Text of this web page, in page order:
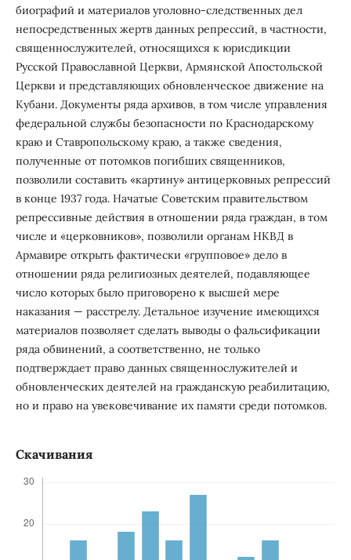
биографий и материалов уголовно-следственных дел
непосредственных жертв данных репрессий, в частности,
священнослужителей, относящихся к юрисдикции
Русской Православной Церкви, Армянской Апостольской
Церкви и представляющих обновленческое движение на
Кубани. Документы ряда архивов, в том числе управления
федеральной службы безопасности по Краснодарскому
краю и Ставропольскому краю, а также сведения,
полученные от потомков погибших священников,
позволили составить «картину» антицерковных репрессий
в конце 1937 года. Начатые Советским правительством
репрессивные действия в отношении ряда граждан, в том
числе и «церковников», позволили органам НКВД в
Армавире открыть фактически «групповое» дело в
отношении ряда религиозных деятелей, подавляющее
число которых было приговорено к высшей мере
наказания — расстрелу. Детальное изучение имеющихся
материалов позволяет сделать выводы о фальсификации
ряда обвинений, а соответственно, не только
подтверждает право данных священнослужителей и
обновленческих деятелей на гражданскую реабилитацию,
но и право на увековечивание их памяти среди потомков.
Скачивания